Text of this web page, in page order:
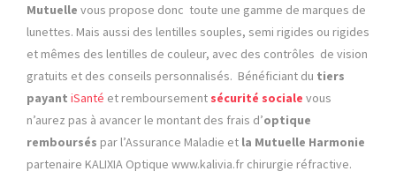
Mutuelle vous propose donc toute une gamme de marques de
lunettes. Mais aussi des lentilles souples, semi rigides ou rigides
et mêmes des lentilles de couleur, avec des contrôles de vision
gratuits et des conseils personnalisés. Bénéficiant du tiers
payant iSanté et remboursement sécurité sociale vous
n’aurez pas à avancer le montant des frais d’optique
remboursés par l’Assurance Maladie et la Mutuelle Harmonie
partenaire KALIXIA Optique www.kalivia.fr chirurgie réfractive.